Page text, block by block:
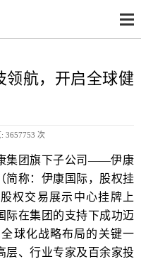
领航，开启全球健
3657753 次
集团旗下子公司——伊康
简称：伊康国际，股权挂
权交易展示中心挂牌上
际在集团的支持下成功迈
球化战略布局的关键一
层、行业专家及百余家投